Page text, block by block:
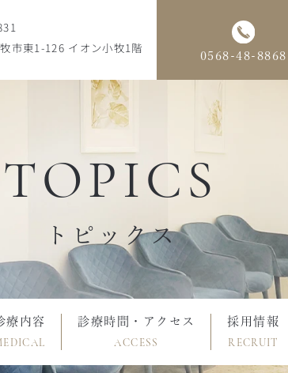
市東1-126 イオン小牧1階
0568-48-8868
療内容 診療時間・アクセス
ACCESS
採用情報
RECRUIT
TOPICS
トピックス